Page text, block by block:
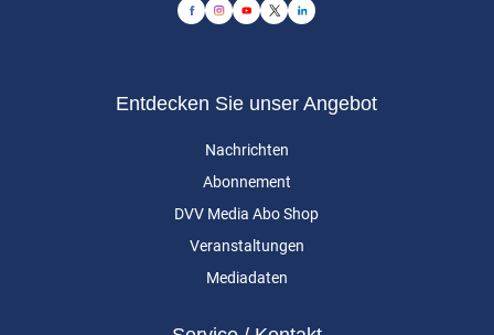
Entdecken Sie unser Angebot
Nachrichten
Abonnement
DVV Media Abo Shop
Veranstaltungen
Mediadaten